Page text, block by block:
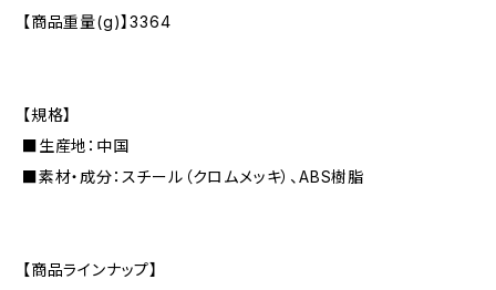
【商品重量(g)】3364
【規格】
■生産地：中国
■素材・成分：スチール（クロムメッキ）、ABS樹脂
【商品ラインナップ】